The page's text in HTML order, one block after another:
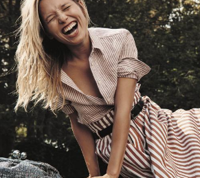
Имиджевый сайт для
Soho Project
Смотреть проект